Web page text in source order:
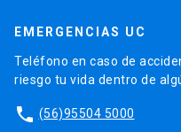
EMERGENCIAS UC
Teléfono en caso de
riesgo tu vida dentro de
phone (56)95504 5000